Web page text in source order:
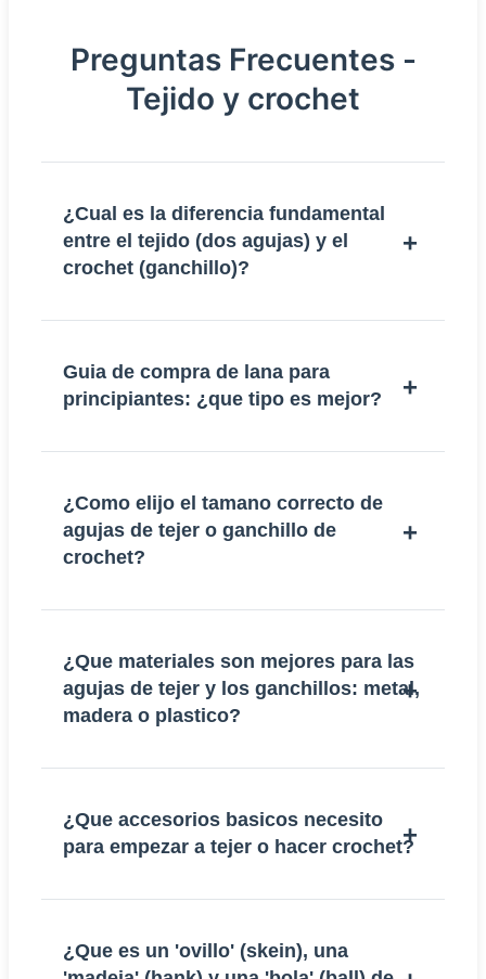
Preguntas Frecuentes -
Tejido y crochet
¿Cual es la diferencia fundamental
entre el tejido (dos agujas) y el
crochet (ganchillo)?
Guia de compra de lana para
principiantes: ¿que tipo es mejor?
¿Como elijo el tamano correcto de
agujas de tejer o ganchillo de
crochet?
¿Que materiales son mejores para las
agujas de tejer y los ganchillos: metal,
madera o plastico?
¿Que accesorios basicos necesito
para empezar a tejer o hacer crochet?
¿Que es un 'ovillo' (skein), una